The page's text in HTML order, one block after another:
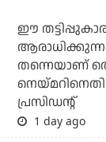
ഈ
തന്നെയാണ്
പ്രസിഡന്റ്
1 day ago